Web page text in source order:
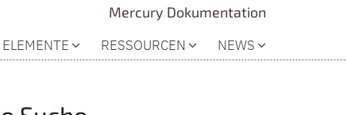
Mercury Dokumentation
ELEMENTE RESSOURCEN NEWS